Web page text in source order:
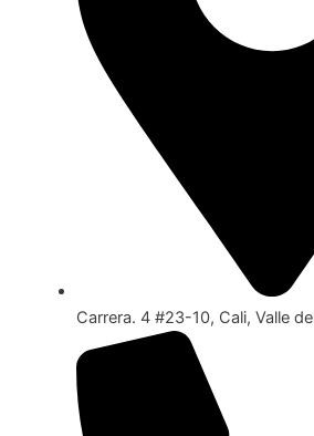
Carrera. 4 #23-10, Cali, Valle